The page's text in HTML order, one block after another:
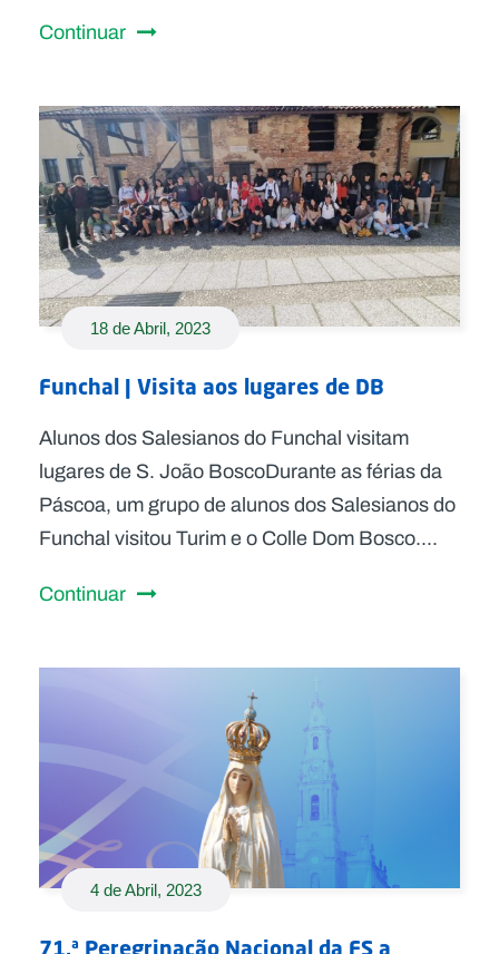
Continuar
18 de Abril, 2023
Funchal | Visita aos lugares de DB
Alunos dos Salesianos do Funchal visitam
lugares de S. João BoscoDurante as férias da
Páscoa, um grupo de alunos dos Salesianos do
Funchal visitou Turim e o Colle Dom Bosco....
Continuar
4 de Abril, 2023
71.ª Peregrinação Nacional da FS a